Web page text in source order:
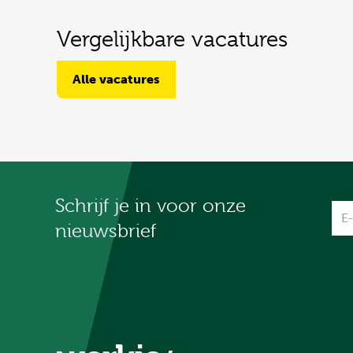
Vergelijkbare vacatures
Alle vacatures
Schrijf je in voor onze
nieuwsbrief